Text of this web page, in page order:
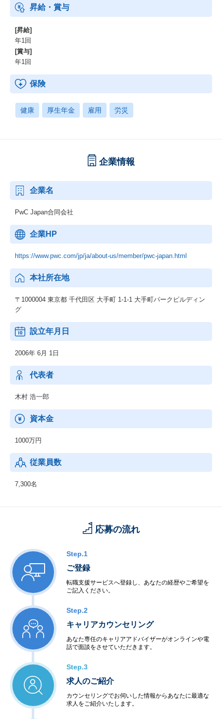
昇給・賞与
[昇給]
年1回
[賞与]
年1回
保険
健康 厚生年金 雇用 労災
企業情報
企業名
PwC Japan合同会社
企業HP
https://www.pwc.com/jp/ja/about-us/member/pwc-japan.html
本社所在地
〒1000004 東京都 千代田区 大手町 1‐1‐1 大手町パークビルディン
グ
設立年月日
2006年 6月 1日
代表者
木村 浩一郎
資本金
1000万円
従業員数
7,300名
応募の流れ
Step.1
ご登録
転職支援サービスへ登録し、あなたの経歴やご希望を
ご記入ください。
Step.2
キャリアカウンセリング
あなた専任のキャリアアドバイザーがオンラインや電
話で面談をさせていただきます。
Step.3
求人のご紹介
カウンセリングでお伺いした情報からあなたに最適な
求人をご紹介いたします。